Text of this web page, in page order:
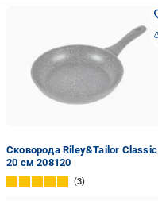
Сковорода Riley&Tailor Classic
20 см 208120
3